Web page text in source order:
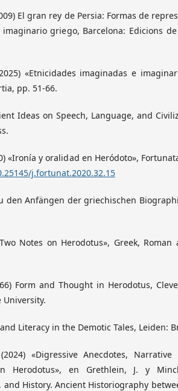
El gran rey de Persia: Formas de
griego, Barcelona: Edicions
«Etnicidades imaginadas e
pp. 51-66.
Ideas on Speech, Language, and
«Ironía y oralidad en Heródoto»,
j.fortunat.2020.32.15
den Anfängen der griechischen
Notes on Herodotus», Greek, Roman
Form and Thought in Herodotus,
University.
and Literacy in the Demotic Tales, Leiden:
«Digressive Anecdotes, Narrative
Herodotus», en Grethlein, J. y
and History. Ancient Historiography